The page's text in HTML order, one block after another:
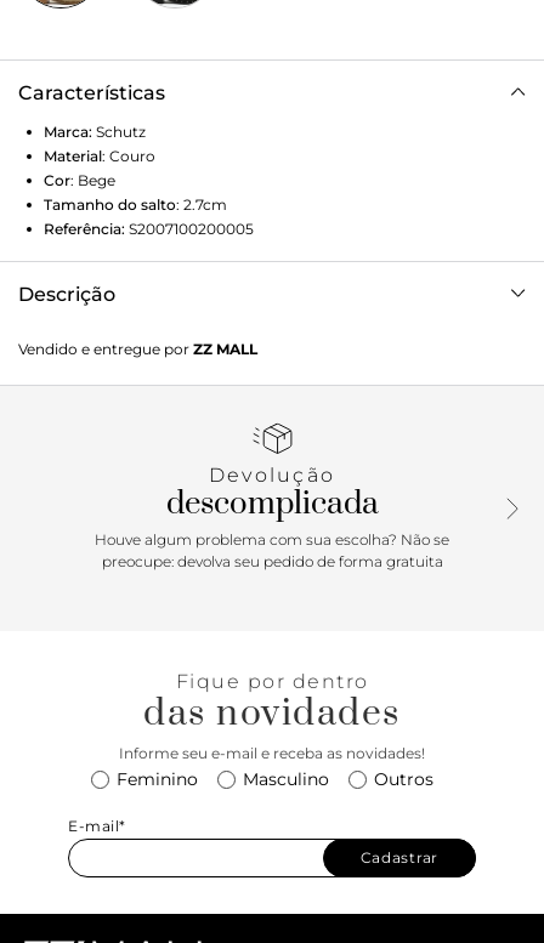
Características
Marca: Schutz
Material: Couro
Cor: Bege
Tamanho do salto: 2.7cm
Referência: S2007100200005
Descrição
destaca as linhas da biker boot bege, que ainda ganha uma
vibe rocker com suas fivelas no cabedal.
Vendido e entregue por ZZ MALL
Devolução
descomplicada
Houve algum problema com sua escolha? Não se
preocupe: devolva seu pedido de forma gratuita
Fique por dentro
das novidades
Informe seu e-mail e receba as novidades!
Feminino Masculino Outros
E-mail*
Cadastrar